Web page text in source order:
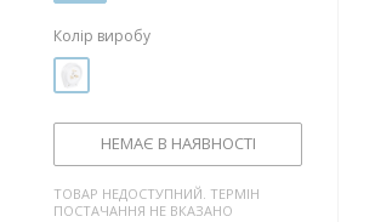
Колір виробу
НЕМАЄ В НАЯВНОСТІ
ТОВАР НЕДОСТУПНИЙ. ТЕРМІН
ПОСТАЧАННЯ НЕ ВКАЗАНО